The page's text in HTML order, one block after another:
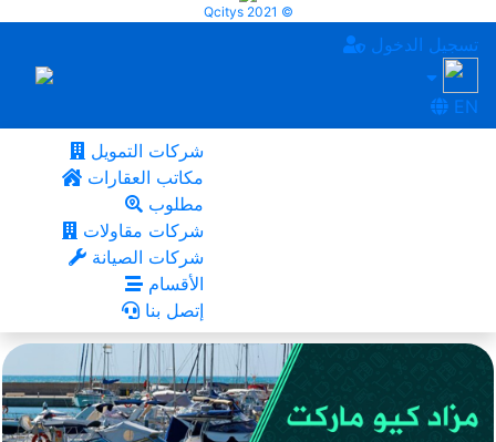
Qcitys 2021 ©
تسجيل الدخول
EN
شركات التمويل
مكاتب العقارات
مطلوب
شركات مقاولات
شركات الصيانة
الأقسام
إتصل بنا